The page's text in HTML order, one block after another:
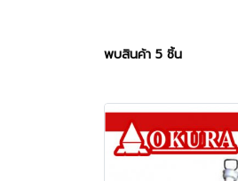
พบสินค้า 5 ชิ้น